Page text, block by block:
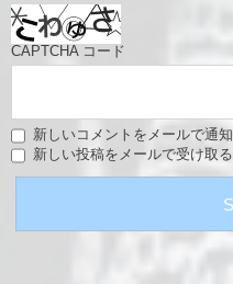
CAPTCHA コード
新しいコメントをメールで通知
新しい投稿をメールで受け取る